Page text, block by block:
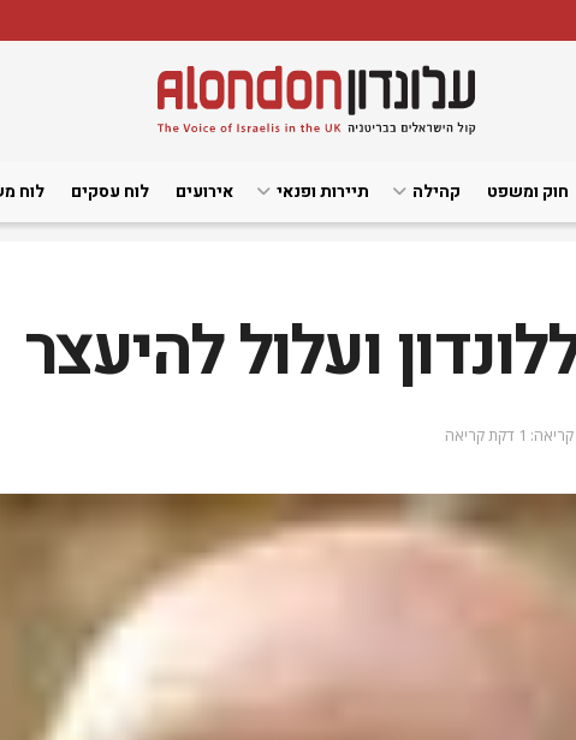
חוק ומשפט קהילה תיירות ופנאי אירועים לוח עסקים לוח
ועלול להיעצר
1 דקת קריאה